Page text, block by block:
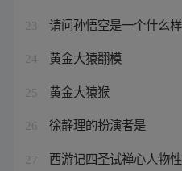
23 请问孙悟空是一个什么
24 黄金大猿翻模
25 黄金大猿猴
26 徐静理的扮演者是
27 西游记四圣试禅心人物